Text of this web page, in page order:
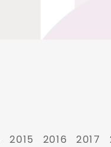
2015 2016 2017